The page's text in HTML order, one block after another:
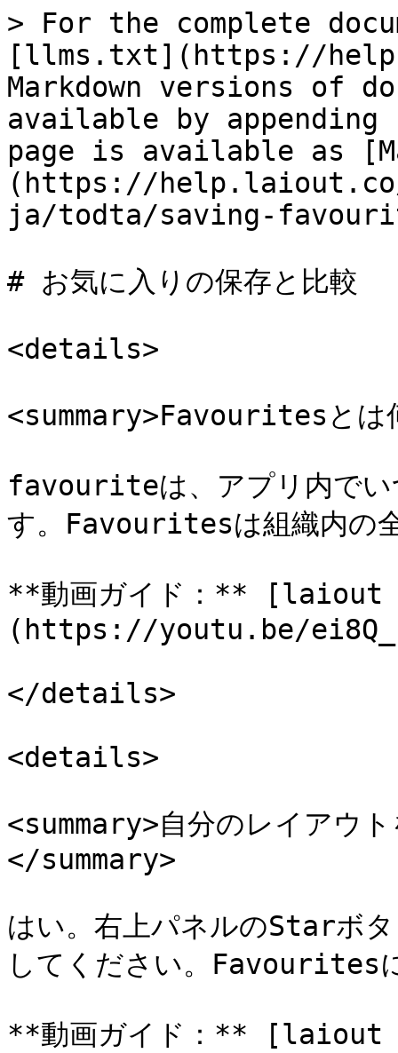
> For the complete
[llms.txt](https://
Markdown versions of
available by
page is available as
(https://help.laiout.co/
ja/todta/saving-
# お気に入りの保存と比較
<details>
<summary>Favouritesとは
favouriteは、アプリ内でい
す。Favouritesは組織内の
**動画ガイド：** [laiout
(https://youtu.be/
</details>
<details>
<summary>自分のレイアウ
</summary>
はい。右上パネルのStarボ
してください。Favourites
**動画ガイド：** [laiout